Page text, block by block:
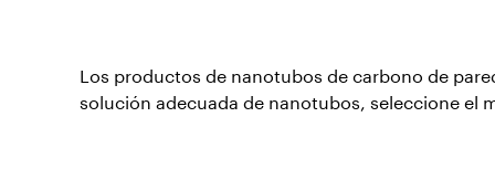
Los productos de nanotubos de carbono de
solución adecuada de nanotubos, seleccione el